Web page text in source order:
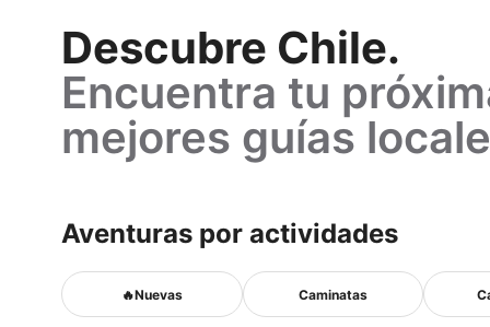
Descubre
Chile.
Encuentra
próxima
Descubre Chile.
Encuentra tu
mejores guías
Aventuras por actividades
🔥
Nuevas
🔥Nuevas Caminatas